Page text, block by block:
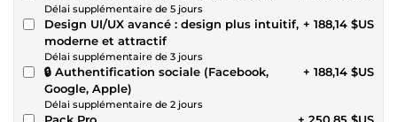
Délai supplémentaire de 5 jours
Design UI/UX avancé : design plus intuitif,
moderne et attractif
Délai supplémentaire de 3 jours
+ 188,14 $US
🔒 Authentification sociale (Facebook,
Google, Apple)
Délai supplémentaire de 2 jours
+ 188,14 $US